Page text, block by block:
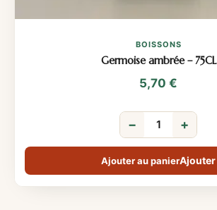
BOISSONS
Germoise ambrée – 75CL
5,70 €
− +
Ajouter au panier